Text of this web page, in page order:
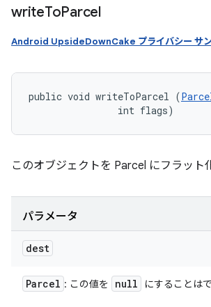
writeToParcel
Android UpsideDownCake プライバシー サン
public void writeToParcel (
                int flags)
このオブジェクトを Parcel にフラット
パラメータ
dest
Parcel : この値を null にすることは